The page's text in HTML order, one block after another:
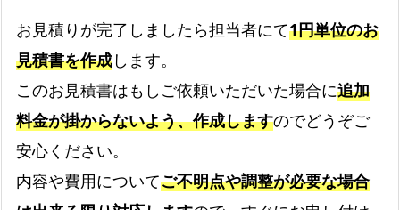
お見積りが完了しましたら担当者にて1円単位のお
見積書を作成します。
このお見積書はもしご依頼いただいた場合に追加
料金が掛からないよう、作成しますのでどうぞご
安心ください。
内容や費用についてご不明点や調整が必要な場合